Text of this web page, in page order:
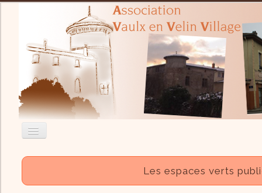
Nous contacter
Les espaces verts